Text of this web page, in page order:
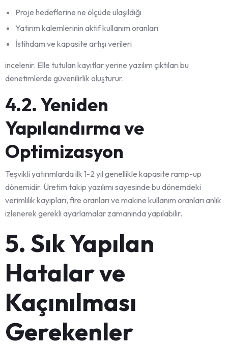
Proje hedeflerine ne ölçüde ulaşıldığı
Yatırım kalemlerinin aktif kullanım oranları
İstihdam ve kapasite artışı verileri
incelenir. Elle tutulan kayıtlar yerine yazılım çıktıları bu
denetimlerde güvenilirlik oluşturur.
4.2. Yeniden
Yapılandırma ve
Optimizasyon
Teşvikli yatırımlarda ilk 1-2 yıl genellikle kapasite ramp-up
dönemidir. Üretim takip yazılımı sayesinde bu dönemdeki
verimlilik kayıpları, fire oranları ve makine kullanım oranları anlık
izlenerek gerekli ayarlamalar zamanında yapılabilir.
5. Sık Yapılan
Hatalar ve
Kaçınılması
Gerekenler